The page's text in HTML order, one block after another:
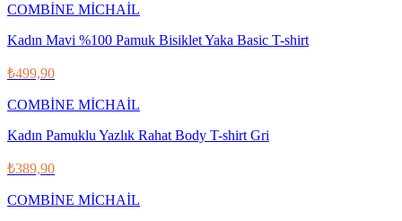
COMBİNE MİCHAİL
Kadın Mavi %100 Pamuk Bisiklet Yaka Basic T-shirt
₺499,90
COMBİNE MİCHAİL
Kadın Pamuklu Yazlık Rahat Body T-shirt Gri
₺389,90
COMBİNE MİCHAİL